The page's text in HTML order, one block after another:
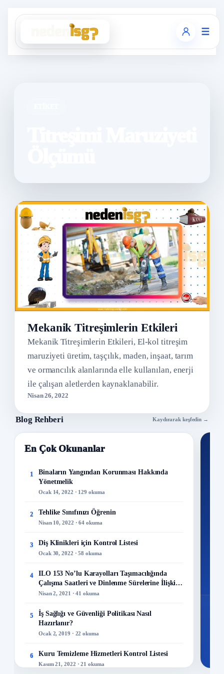
☰
Mekanik Titreşimlerin Etkileri
Mekanik Titreşimlerin Etkileri, El-kol titreşim
maruziyeti üretim, taşçılık, maden, inşaat, tarım
ve ormancılık alanlarında elle kullanılan, enerji
ile çalışan aletlerden kaynaklanabilir.
Nisan 26, 2022
Blog Rehberi Kaydırarak keşfedin →
En Çok Okunanlar
1
Binaların Yangından Korunması Hakkında
Yönetmelik
Ocak 14, 2022 · 129 okuma
2 Tehlike Sınıfınızı Öğrenin
Nisan 10, 2022 · 64 okuma
3 Diş Klinikleri için Kontrol Listesi
Ocak 30, 2022 · 58 okuma
4
ILO 153 No’lu Karayolları Taşımacılığında
Çalışma Saatleri ve Dinlenme Sürelerine İlişkin
Sözleşme
Nisan 2, 2021 · 41 okuma
5
İş Sağlığı ve Güvenliği Politikası Nasıl
Hazırlanır?
Ocak 2, 2019 · 22 okuma
6 Kuru Temizleme Hizmetleri Kontrol Listesi
Kasım 21, 2022 · 21 okuma